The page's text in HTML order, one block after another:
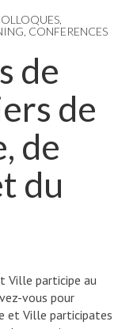
CONFERENCES
de
de
de
du
Ville participe au
vous pour
et Ville participates